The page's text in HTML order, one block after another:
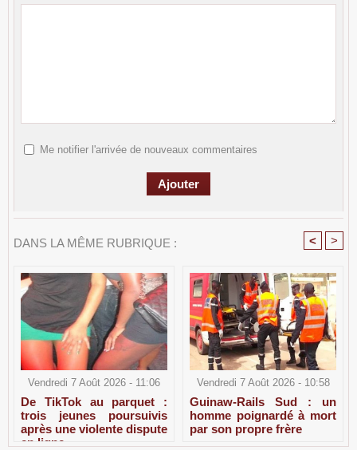
Me notifier l'arrivée de nouveaux commentaires
DANS LA MÊME RUBRIQUE : < >
Vendredi 7 Août 2026 - 11:06
De TikTok au parquet :
trois jeunes poursuivis
après une violente dispute
en ligne
Vendredi 7 Août 2026 - 10:58
Guinaw-Rails Sud : un
homme poignardé à mort
par son propre frère